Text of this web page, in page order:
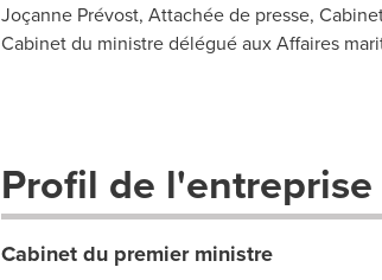
Joçanne Prévost, Attachée de presse,
Cabinet du ministre délégué aux Affaires
Profil de l'entreprise
Cabinet du premier ministre